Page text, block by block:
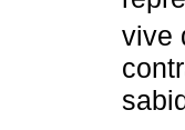
vive